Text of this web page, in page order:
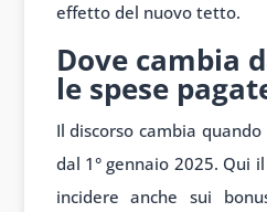
effetto del nuovo tetto.
Dove cambia
le spese
Il discorso cambia
dal 1° gennaio 2025. Qui
incidere anche sui